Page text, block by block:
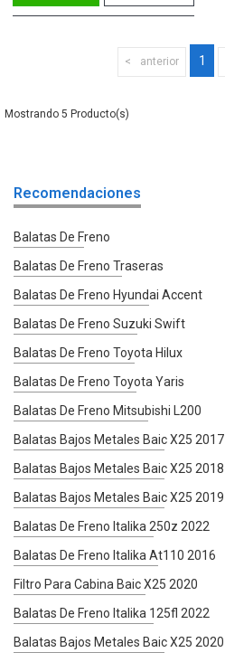
anterior 1
5
Recomendaciones
Balatas De Freno
Balatas De Freno Traseras
Balatas De Freno Hyundai Accent
Balatas De Freno Suzuki Swift
Balatas De Freno Toyota Hilux
Balatas De Freno Toyota Yaris
Balatas De Freno Mitsubishi L200
Balatas Bajos Metales Baic X25 2017
Balatas Bajos Metales Baic X25 2018
Balatas Bajos Metales Baic X25 2019
Balatas De Freno Italika 250z 2022
Balatas De Freno Italika At110 2016
Filtro Para Cabina Baic X25 2020
Balatas De Freno Italika 125fl 2022
Balatas Bajos Metales Baic X25 2020